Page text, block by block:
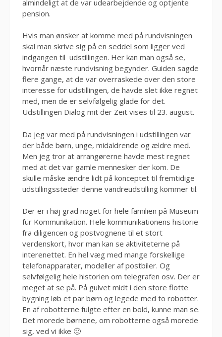
almindeligt at de var udearbejdende og optjente
pension.
Hvis man ønsker at komme med på rundvisningen
skal man skrive sig på en seddel som ligger ved
indgangen til udstillingen. Her kan man også se,
hvornår næste rundvisning begynder. Guiden sagde
flere gange, at de var overraskede over den store
interesse for udstillingen, de havde slet ikke regnet
med, men de er selvfølgelig glade for det.
Udstillingen Dialog mit der Zeit vises til 23. august.
Da jeg var med på rundvisningen i udstillingen var
der både børn, unge, midaldrende og ældre med.
Men jeg tror at arrangørerne havde mest regnet
med at det var gamle mennesker der kom. De
skulle måske ændre lidt på konceptet til fremtidige
udstillingssteder denne vandreudstilling kommer til.
Der er i høj grad noget for hele familien på Museum
für Kommunikation. Hele kommunikationens historie
fra diligencen og postvognene til et stort
verdenskort, hvor man kan se aktiviteterne på
interenettet. En hel væg med mange forskellige
telefonapparater, modeller af postbiler. Og
selvfølgelig hele historien om telegrafen osv. Der er
meget at se på. På gulvet midt i den store flotte
bygning løb et par børn og legede med to robotter.
En af robotterne fulgte efter en bold, kunne man se.
Det morede børnene, om robotterne også morede
sig, ved vi ikke 🙂